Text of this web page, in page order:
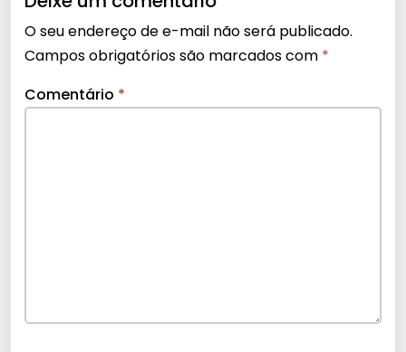
O seu endereço de e-mail não será publicado.
Campos obrigatórios são marcados com *
Comentário *